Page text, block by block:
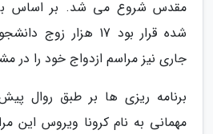
مقدس شروع می شد. بر اساس
شده قرار بود 17 هزار
جاری نیز مراسم ازدواج خود را در
برنامه ریزی ها بر طبق روال
مهمانی به نام کرونا ویروس این